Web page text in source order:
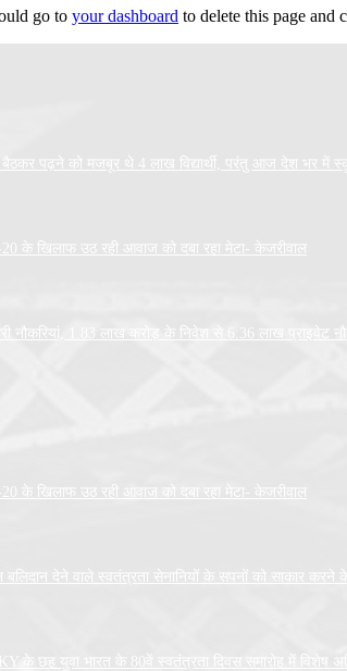
go to your dashboard to delete this page and
बैठकर पढ़ने को मजबूर थे 4 लाख विद्यार्थी, परंतु आज देश भर में
के खिलाफ उठ रही आवाज को दबा रहा मेटा- केजरीवाल
नौकरियां, 1.83 लाख करोड़ के निवेश से 6.36 लाख प्राइवेट
के खिलाफ उठ रही आवाज को दबा रहा मेटा- केजरीवाल
देने वाले स्वतंत्रता सेनानियों के सपनों को साकार करने के
के छह युवा भारत के 80वें स्वतंत्रता दिवस समारोह में विशेष